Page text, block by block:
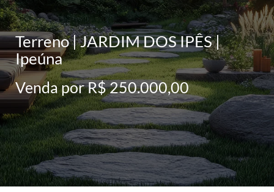
Terreno | JARDIM DOS IPÊS |
Ipeúna
Venda por R$ 250.000,00